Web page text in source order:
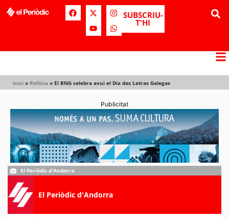
SUBSCRIU-
T'HI
Inici » Política » El BNG celebra avui el Dia das Letras Galegas
Publicitat
El Periòdic d'Andorra
El Periòdic d'Andorra